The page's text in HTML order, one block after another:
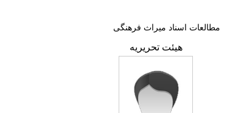
مطالعات اسناد میراث فرهنگی
هیئت تحریریه